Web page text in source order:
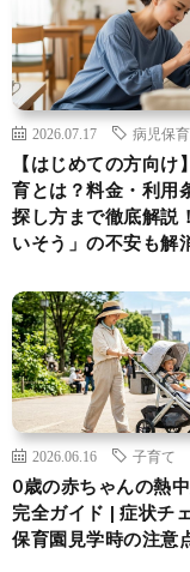
2026.07.17 病児保育
【はじめての方向け
育とは？料金・利用
探し方まで徹底解説
いそう」の不安も解
2026.06.16 子育て
0歳の赤ちゃんの熱
完全ガイド | 症状チ
保育園見学時の注意